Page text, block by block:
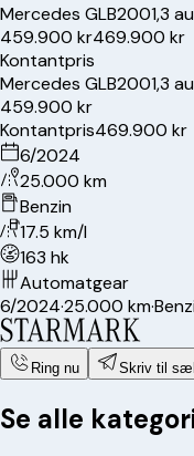
Mercedes GLB2001,3
459.900 kr469.900 kr
Kontantpris
Mercedes GLB2001,3
459.900 kr
Kontantpris469.900 kr
6/2024
25.000 km
Benzin
17.5 km/l
163 hk
Automatgear
6/2024·25.000 km·
Ring nu Skriv til
Se alle